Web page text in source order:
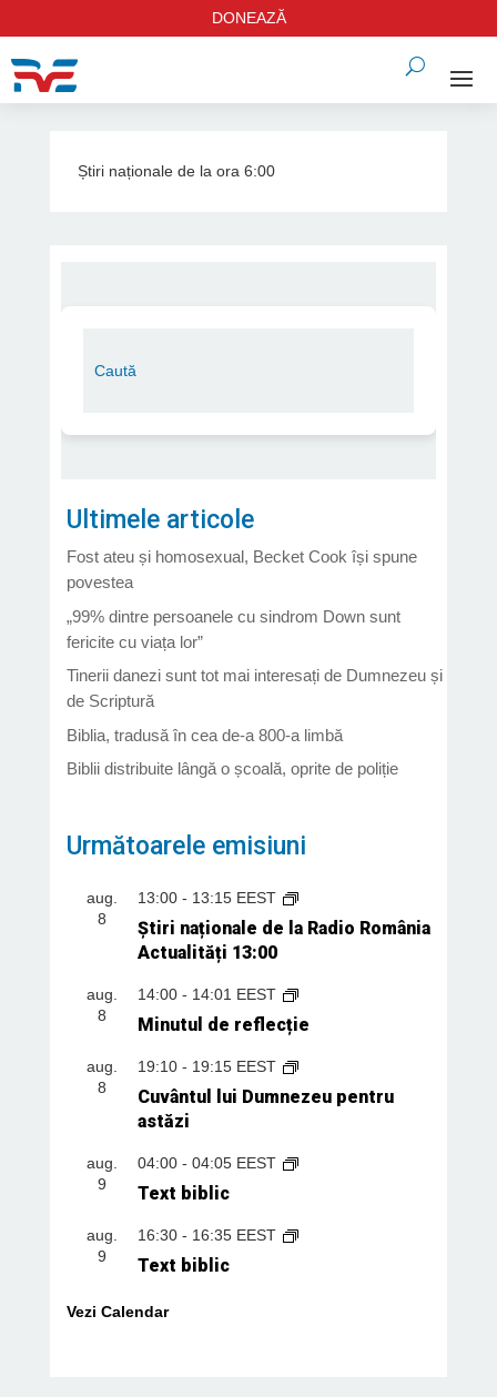
DONEAZĂ
Știri naționale de la ora 6:00
Ultimele articole
Fost ateu și homosexual, Becket Cook își spune
povestea
„99% dintre persoanele cu sindrom Down sunt
fericite cu viața lor”
Tinerii danezi sunt tot mai interesați de Dumnezeu și
de Scriptură
Biblia, tradusă în cea de-a 800-a limbă
Biblii distribuite lângă o școală, oprite de poliție
Următoarele emisiuni
aug.
8
13:00- 13:15 EEST
Știri naționale de la Radio România
Actualități 13:00
aug.
8
14:00- 14:01 EEST
Minutul de reflecție
aug.
8
19:10- 19:15 EEST
Cuvântul lui Dumnezeu pentru
astăzi
aug.
9
04:00- 04:05 EEST
Text biblic
aug.
9
16:30- 16:35 EEST
Text biblic
Vezi Calendar